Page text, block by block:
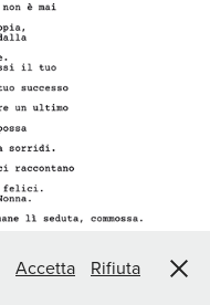
Accetta Rifiuta